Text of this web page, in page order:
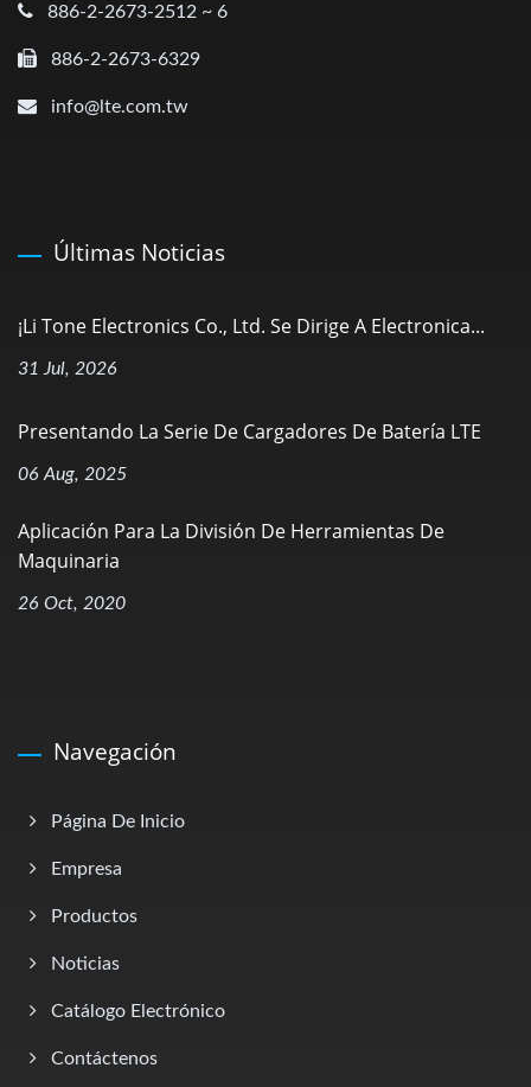
886-2-2673-2512 ~ 6
886-2-2673-6329
info@lte.com.tw
Últimas Noticias
¡Li Tone Electronics Co., Ltd. Se Dirige A Electronica...
31 Jul, 2026
Presentando La Serie De Cargadores De Batería LTE
06 Aug, 2025
Aplicación Para La División De Herramientas De
Maquinaria
26 Oct, 2020
Navegación
Página De Inicio
Empresa
Productos
Noticias
Catálogo Electrónico
Contáctenos